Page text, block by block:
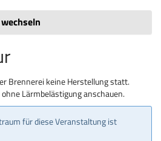
Brennerei keine Herstellung statt.
Lärmbelästigung anschauen.
für diese Veranstaltung ist